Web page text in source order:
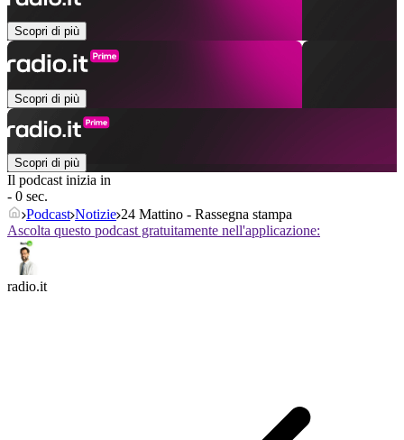
Scopri di più
Scopri di più
Scopri di più
Il podcast inizia in
- 0 sec.
Podcast Notizie 24 Mattino - Rassegna stampa
Ascolta questo podcast gratuitamente nell'applicazione:
radio.it